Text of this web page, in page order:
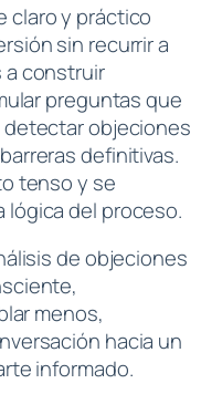
claro y práctico
sin recurrir a
a construir
preguntas que
detectar objeciones
definitivas.
tenso y se
del proceso.
de objeciones
menos,
hacia un
informado.